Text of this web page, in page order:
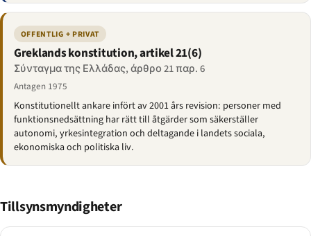
OFFENTLIG + PRIVAT
Greklands konstitution, artikel 21(6)
Σύνταγμα της Ελλάδας, άρθρο 21 παρ. 6
Antagen 1975
Konstitutionellt ankare infört av 2001 års revision: personer med
funktionsnedsättning har rätt till åtgärder som säkerställer
autonomi, yrkesintegration och deltagande i landets sociala,
ekonomiska och politiska liv.
Tillsynsmyndigheter